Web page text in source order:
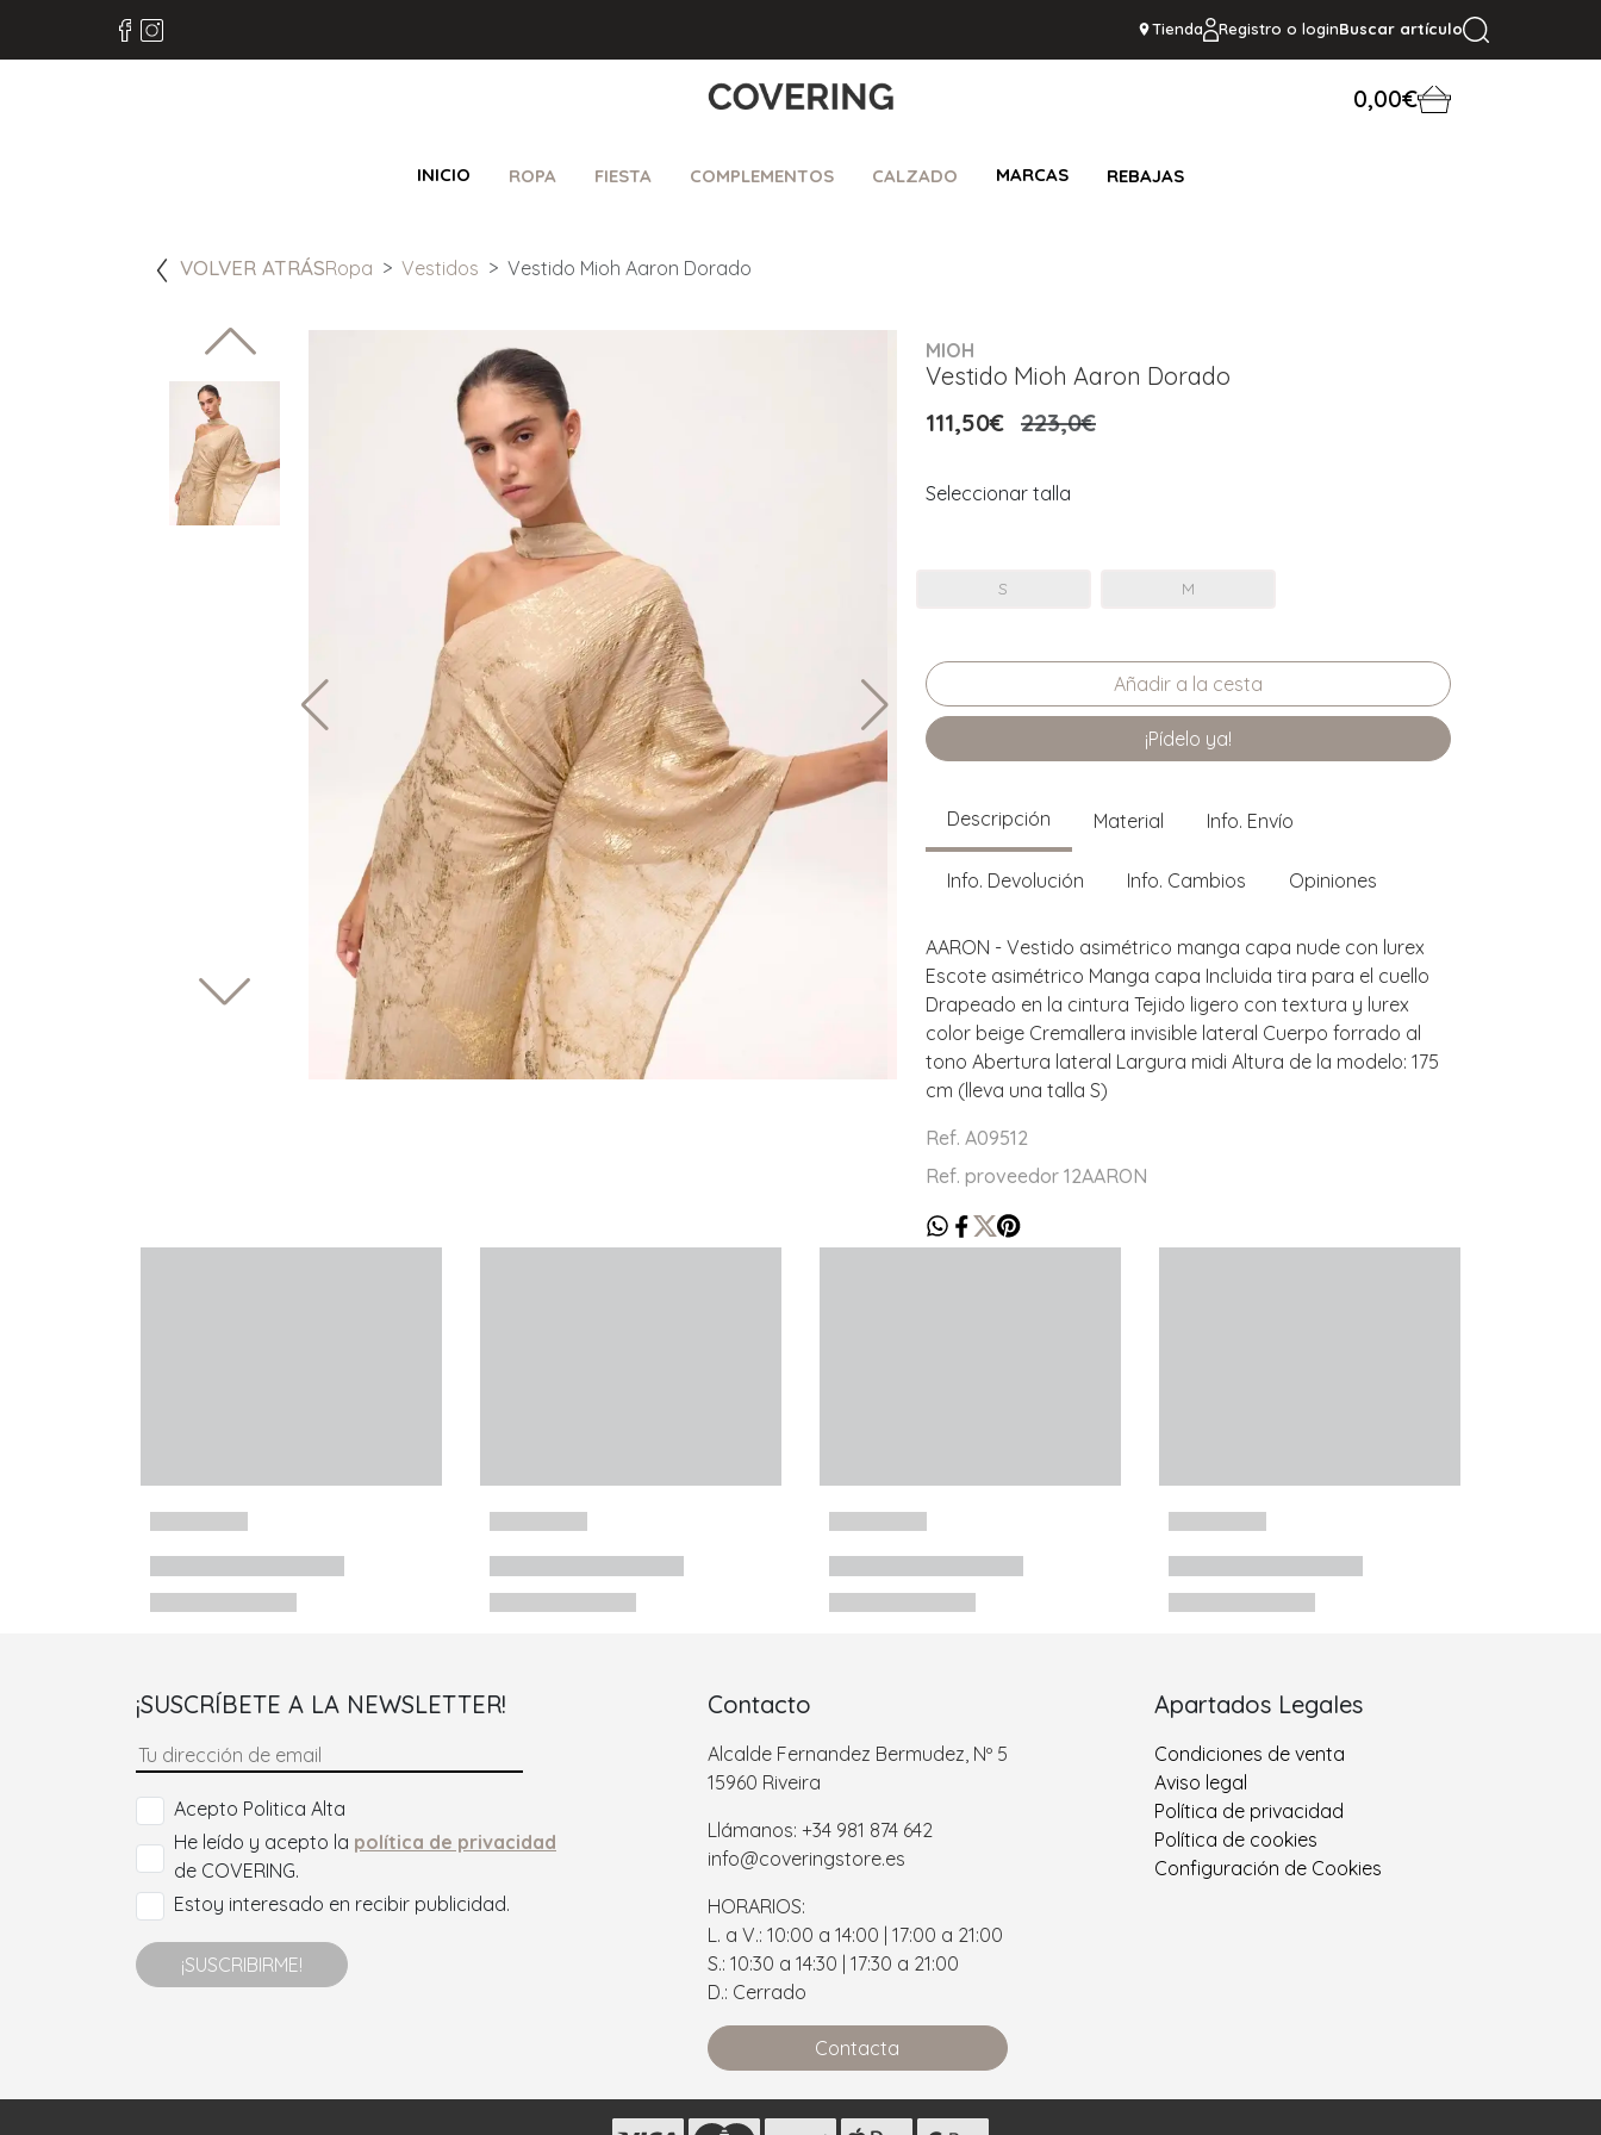
Tienda Registro o loginBuscar artículo
0,00€
INICIO ROPA FIESTA COMPLEMENTOS CALZADO MARCAS REBAJAS
VOLVER ATRÁSRopa Vestidos Vestido Mioh Aaron Dorado
MIOH
Vestido Mioh Aaron Dorado
111,50€ 223,0€
Seleccionar talla
S M
¡Pídelo ya!
Descripción Material Info. Envío
Info. Devolución Info. Cambios Opiniones
AARON - Vestido asimétrico manga capa nude con lurex
Escote asimétrico Manga capa Incluida tira para el cuello
Drapeado en la cintura Tejido ligero con textura y lurex
color beige Cremallera invisible lateral Cuerpo forrado al
tono Abertura lateral Largura midi Altura de la modelo: 175
cm (lleva una talla S)
Ref. A09512
Ref. proveedor 12AARON
¡SUSCRÍBETE A LA NEWSLETTER!
Acepto Politica Alta
He leído y acepto la política de privacidad
de COVERING.
Estoy interesado en recibir publicidad.
¡SUSCRIBIRME!
Contacto
Alcalde Fernandez Bermudez, Nº 5
15960 Riveira
Llámanos: +34 981 874 642
info@coveringstore.es
HORARIOS:
L. a V.: 10:00 a 14:00 | 17:00 a 21:00
S.: 10:30 a 14:30 | 17:30 a 21:00
D.: Cerrado
Contacta
Apartados Legales
Condiciones de venta
Aviso legal
Política de privacidad
Política de cookies
Configuración de Cookies